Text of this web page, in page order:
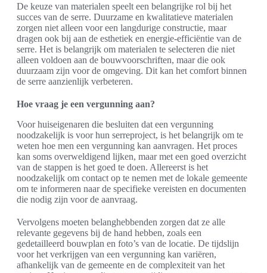
De keuze van materialen speelt een belangrijke rol bij het
succes van de serre. Duurzame en kwalitatieve materialen
zorgen niet alleen voor een langdurige constructie, maar
dragen ook bij aan de esthetiek en energie-efficiëntie van de
serre. Het is belangrijk om materialen te selecteren die niet
alleen voldoen aan de bouwvoorschriften, maar die ook
duurzaam zijn voor de omgeving. Dit kan het comfort binnen
de serre aanzienlijk verbeteren.
Hoe vraag je een vergunning aan?
Voor huiseigenaren die besluiten dat een vergunning
noodzakelijk is voor hun serreproject, is het belangrijk om te
weten hoe men een vergunning kan aanvragen. Het proces
kan soms overweldigend lijken, maar met een goed overzicht
van de stappen is het goed te doen. Allereerst is het
noodzakelijk om contact op te nemen met de lokale gemeente
om te informeren naar de specifieke vereisten en documenten
die nodig zijn voor de aanvraag.
Vervolgens moeten belanghebbenden zorgen dat ze alle
relevante gegevens bij de hand hebben, zoals een
gedetailleerd bouwplan en foto’s van de locatie. De tijdslijn
voor het verkrijgen van een vergunning kan variëren,
afhankelijk van de gemeente en de complexiteit van het